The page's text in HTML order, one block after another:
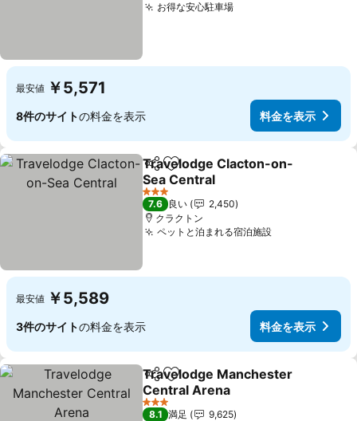
お得な安心駐車場料金を表示
最安値 ￥5,571
8件のサイトの料金を表示 料金を表示
シェアお気に入りに追加
Travelodge Clacton-on-
Sea Central
料金を表示
3 ホテルのランク
7.6 良い
2,450
クラクトン
ペットと泊まれる宿泊施設料金を表示
最安値 ￥5,589
3件のサイトの料金を表示 料金を表示
シェアお気に入りに追加
Travelodge Manchester
Central Arena
料金を表示
3 ホテルのランク
8.1 満足
9,625